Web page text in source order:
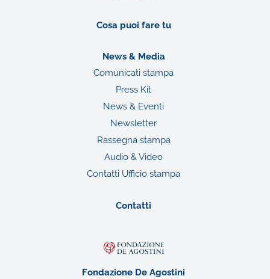
Cosa puoi fare tu
News & Media
Comunicati stampa
Press Kit
News & Eventi
Newsletter
Rassegna stampa
Audio & Video
Contatti Ufficio stampa
Contatti
Fondazione De Agostini